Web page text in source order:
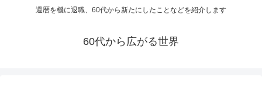
還暦を機に退職、60代から新たにしたことなどを紹介します
60代から広がる世界